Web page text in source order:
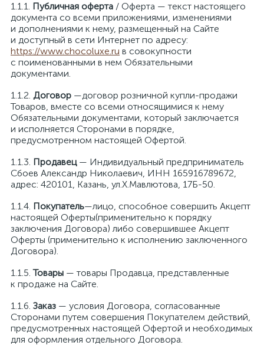
Публичная оферта / Оферта — текст настоящего
документа со всеми приложениями, изменениями
и дополнениями к нему, размещенный на Сайте
и доступный в сети Интернет по адресу:
https://www.chocoluxe.ru в совокупности
с поименованными в нем Обязательными
документами.
Договор —договор розничной купли-продажи
Товаров, вместе со всеми относящимися к нему
Обязательными документами, который заключается
и исполняется Сторонами в порядке,
предусмотренном настоящей Офертой.
Продавец— Индивидуальный предприниматель
Сбоев Александр Николаевич, ИНН 165916789672,
адрес: 420101, Казань, ул.Х.Мавлютова, 17Б-50.
Покупатель—лицо, способное совершить Акцепт
настоящей Оферты(применительно к порядку
заключения Договора) либо совершившее Акцепт
Оферты (применительно к исполнению заключенного
Договора).
Товары — товары Продавца, представленные
к продаже на Сайте.
Заказ — условия Договора, согласованные
Сторонами путем совершения Покупателем действий,
предусмотренных настоящей Офертой и необходимых
для оформления отдельного Договора.